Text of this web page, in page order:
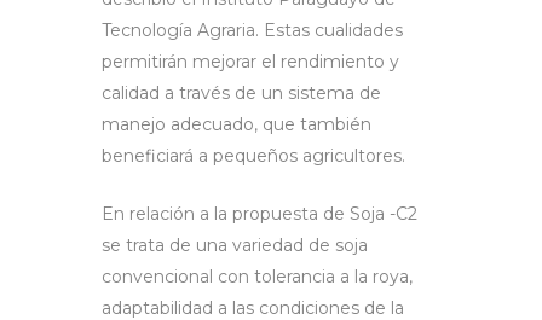
Tecnología Agraria. Estas cualidades
permitirán mejorar el rendimiento y
calidad a través de un sistema de
manejo adecuado, que también
beneficiará a pequeños agricultores.
En relación a la propuesta de Soja -C2
se trata de una variedad de soja
convencional con tolerancia a la roya,
adaptabilidad a las condiciones de la